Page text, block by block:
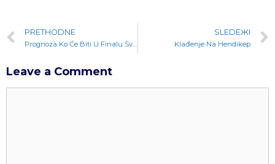
PRETHODNE
Prognoza Ko Će Biti U Finalu Svetskog Kupa U Kataru?
SLEDEЖI
Klađenje Na Hendikep
Leave a Comment